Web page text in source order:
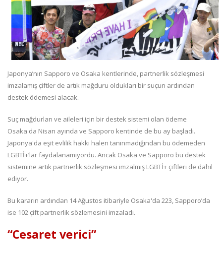
Japonya’nın Sapporo ve Osaka kentlerinde, partnerlik sözleşmesi
imzalamış çiftler de artık mağduru oldukları bir suçun ardından
destek ödemesi alacak.
Suç mağdurları ve aileleri için bir destek sistemi olan ödeme
Osaka'da Nisan ayında ve Sapporo kentinde de bu ay başladı.
Japonya'da eşit evlilik hakkı halen tanınmadığından bu ödemeden
LGBTİ+’lar faydalanamıyordu. Ancak Osaka ve Sapporo bu destek
sistemine artık partnerlik sözleşmesi imzalmış LGBTİ+ çiftleri de dahil
ediyor.
Bu kararın ardından 14 Ağustos itibariyle Osaka'da 223, Sapporo’da
ise 102 çift partnerlik sözlemesini imzaladı.
“Cesaret verici”